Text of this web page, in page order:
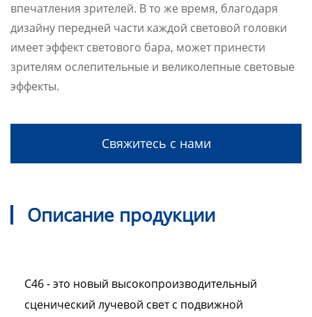
впечатления зрителей. В то же время, благодаря
дизайну передней части каждой световой головки
имеет эффект светового бара, может принести
зрителям ослепительные и великолепные световые
эффекты.
Свяжитесь с нами
Описание продукции
C46 - это новый высокопроизводительный
сценический лучевой свет с подвижной